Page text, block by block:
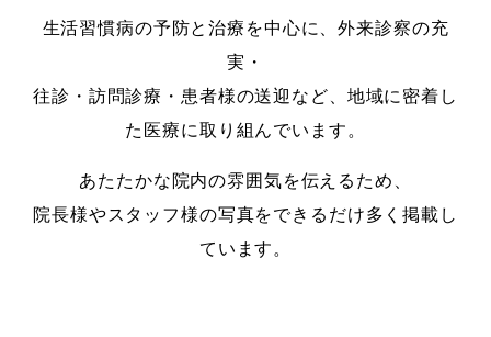
生活習慣病の予防と治療を中心に、外来診察の充
実・
往診・訪問診療・患者様の送迎など、地域に密着し
た医療に取り組んでいます。
あたたかな院内の雰囲気を伝えるため、
院長様やスタッフ様の写真をできるだけ多く掲載し
ています。